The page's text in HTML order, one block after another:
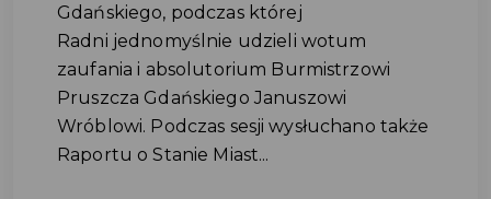
Gdańskiego, podczas której
Radni jednomyślnie udzieli wotum
zaufania i absolutorium Burmistrzowi
Pruszcza Gdańskiego Januszowi
Wróblowi. Podczas sesji wysłuchano także
Raportu o Stanie Miast...